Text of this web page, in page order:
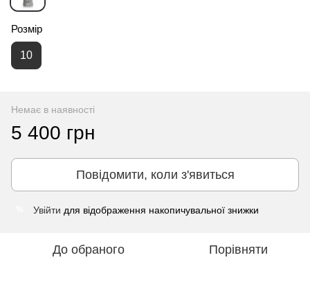
Розмір
10
Немає в наявності
5 400 грн
Повідомити, коли з'явиться
Увійти для відображення накопичувальної знижки
До обраного Порівняти